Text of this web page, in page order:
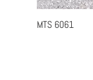
快速瀏覽
MTS 6061